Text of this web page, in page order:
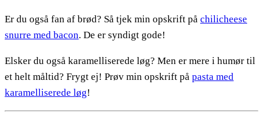
Er du også fan af brød? Så tjek min opskrift på chilicheese
snurre med bacon. De er syndigt gode!
Elsker du også karamelliserede løg? Men er mere i humør til
et helt måltid? Frygt ej! Prøv min opskrift på pasta med
karamelliserede løg!